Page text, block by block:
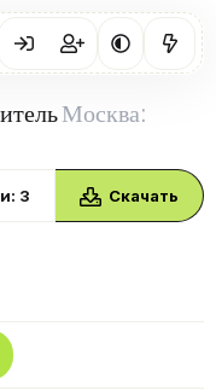
Москва:
3 Скачать